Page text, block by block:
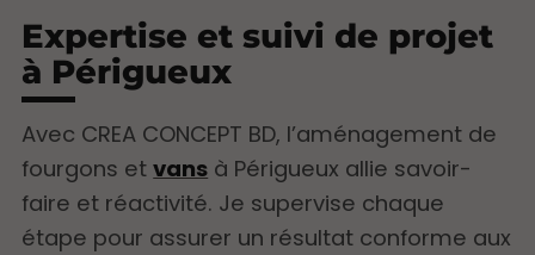
Expertise et suivi de projet
à Périgueux
Avec CREA CONCEPT BD, l’aménagement de
fourgons etvans à Périgueux allie savoir-
faire et réactivité. Je supervise chaque
étape pour assurer un résultat conforme aux